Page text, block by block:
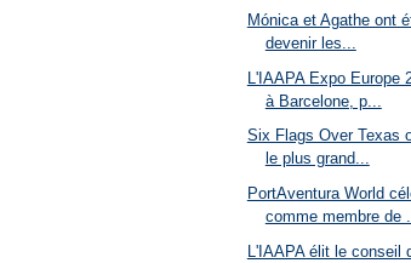
Mónica et Agathe ont
devenir les...
L'IAAPA Expo Europe
à Barcelone, p...
Six Flags Over Texas
le plus grand...
PortAventura World
comme membre de
L'IAAPA élit le conseil